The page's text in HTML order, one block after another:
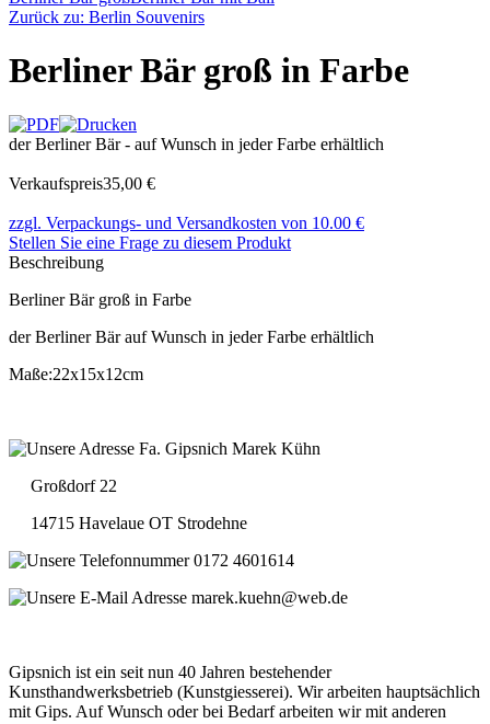
Zurück zu: Berlin Souvenirs
Berliner Bär groß in Farbe
der Berliner Bär - auf Wunsch in jeder Farbe erhältlich
Verkaufspreis35,00 €
zzgl. Verpackungs- und Versandkosten von 10.00 €
Stellen Sie eine Frage zu diesem Produkt
Beschreibung
Berliner Bär groß in Farbe
der Berliner Bär auf Wunsch in jeder Farbe erhältlich
Maße:22x15x12cm
Fa. Gipsnich Marek Kühn
Großdorf 22
14715 Havelaue OT Strodehne
0172 4601614
marek.kuehn@web.de
Gipsnich ist ein seit nun 40 Jahren bestehender
Kunsthandwerksbetrieb (Kunstgiesserei). Wir arbeiten hauptsächlich
mit Gips. Auf Wunsch oder bei Bedarf arbeiten wir mit anderen